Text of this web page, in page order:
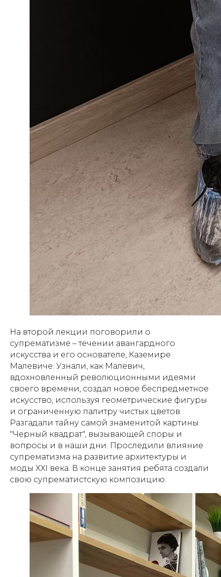
На второй лекции поговорили о
супрематизме – течении авангардного
искусства и его основателе, Каземире
Малевиче. Узнали, как Малевич,
вдохновленный революционными идеями
своего времени, создал новое беспредметное
искусство, используя геометрические фигуры
и ограниченную палитру чистых цветов.
Разгадали тайну самой знаменитой картины
"Черный квадрат", вызывающей споры и
вопросы и в наши дни. Проследили влияние
супрематизма на развитие архитектуры и
моды XXI века. В конце занятия ребята создали
свою супрематистскую композицию.